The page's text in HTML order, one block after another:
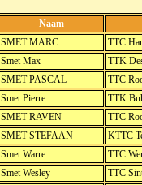
Naam
SMET MARC
TTC
Smet Max
TTK
SMET PASCAL
TTC
Smet Pierre
TTK
SMET RAVEN
TTC
SMET STEFAAN
KTTC
Smet Warre
TTC
Smet Wesley
TTC